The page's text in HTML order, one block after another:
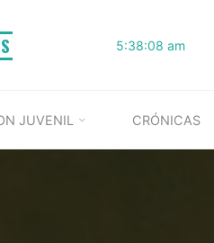
5:38:09 am
JUVENIL CRÓNICAS